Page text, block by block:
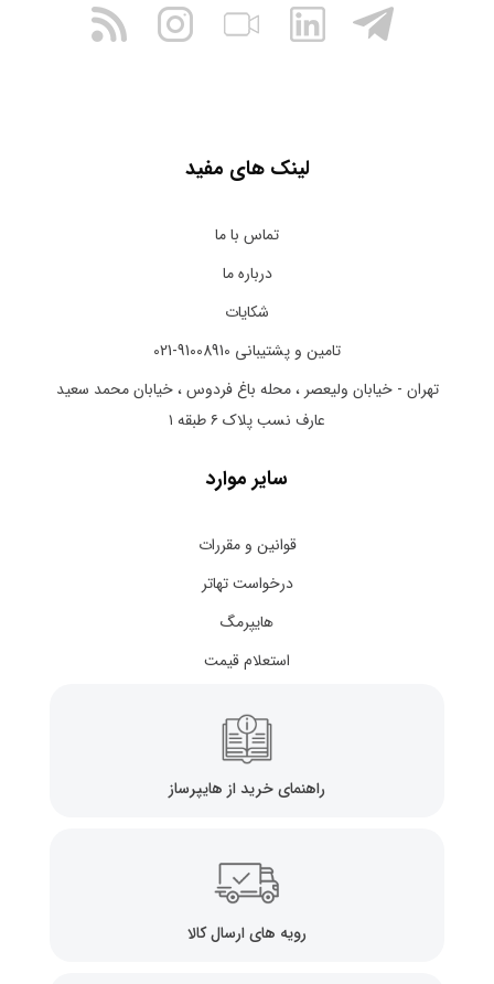
لینک های مفید
تماس با ما
درباره ما
شکایات
تامین و پشتیبانی 91008910-021
تهران - خیابان ولیعصر ، محله باغ فردوس ، خیابان محمد سعید
عارف نسب پلاک ۶ طبقه ۱
سایر موارد
قوانین و مقررات
درخواست تهاتر
هایپرمگ
استعلام قیمت
راهنمای خرید از هایپرساز
رویه های ارسال کالا